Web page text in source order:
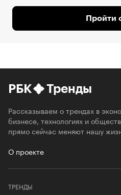
Пройти
РБК Тренды
Рассказываем о трендах в
бизнесе, технологиях и
прямо сейчас меняют нашу
О проекте
ТРЕНДЫ